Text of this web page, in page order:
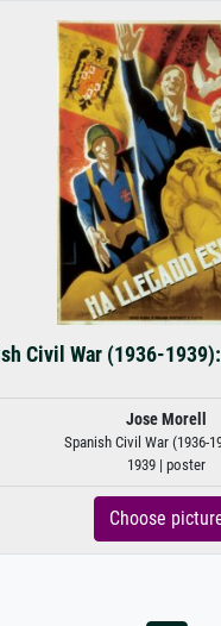
Civil War (1936-
Jose Morell
Spanish Civil War (1936-
1939 | poster
Choose